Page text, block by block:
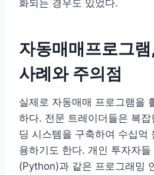
화되는 경우도 있었다.
자동매매프로그
사례와 주의점
실제로 자동매매 프로그램을
하다. 전문 트레이더들은 복잡
딩 시스템을 구축하여 수십억
용하기도 한다. 개인 투자자
(Python)과 같은 프로그래밍